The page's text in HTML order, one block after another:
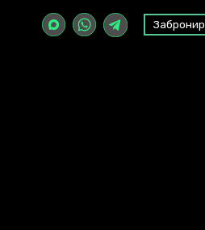
Забронировать
Забронировать